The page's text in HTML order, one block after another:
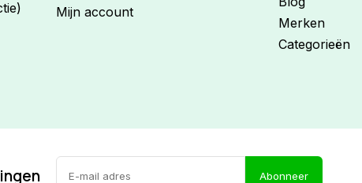
Mijn account
Merken
Categorieën
Abonneer